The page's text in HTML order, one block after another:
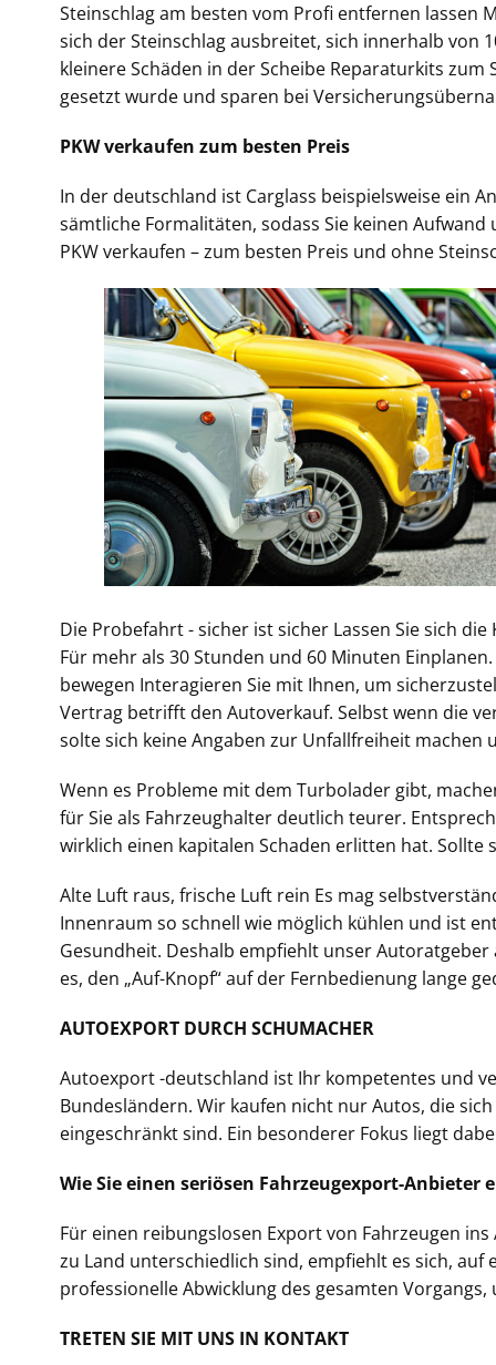
Steinschlag am besten vom Profi entfernen lassen
sich der Steinschlag ausbreitet, sich innerhalb von
kleinere Schäden in der Scheibe Reparaturkits
gesetzt wurde und sparen bei
PKW verkaufen zum besten Preis
In der deutschland ist Carglass beispielsweise ein
sämtliche Formalitäten, sodass Sie keinen
PKW verkaufen – zum besten Preis und ohne
Die Probefahrt - sicher ist sicher Lassen Sie sich
Für mehr als 30 Stunden und 60 Minuten
bewegen Interagieren Sie mit Ihnen, um
Vertrag betrifft den Autoverkauf. Selbst wenn die
solte sich keine Angaben zur Unfallfreiheit machen
Wenn es Probleme mit dem Turbolader gibt,
für Sie als Fahrzeughalter deutlich teurer.
wirklich einen kapitalen Schaden erlitten hat.
Alte Luft raus, frische Luft rein Es mag
Innenraum so schnell wie möglich kühlen und ist
Gesundheit. Deshalb empfiehlt unser
es, den „Auf-Knopf“ auf der Fernbedienung lange
AUTOEXPORT DURCH SCHUMACHER
Autoexport -deutschland ist Ihr kompetentes und
Bundesländern. Wir kaufen nicht nur Autos, die
eingeschränkt sind. Ein besonderer Fokus liegt
Wie Sie einen seriösen Fahrzeugexport-Anbieter
Für einen reibungslosen Export von Fahrzeugen
zu Land unterschiedlich sind, empfiehlt es sich,
professionelle Abwicklung des gesamten
TRETEN SIE MIT UNS IN KONTAKT